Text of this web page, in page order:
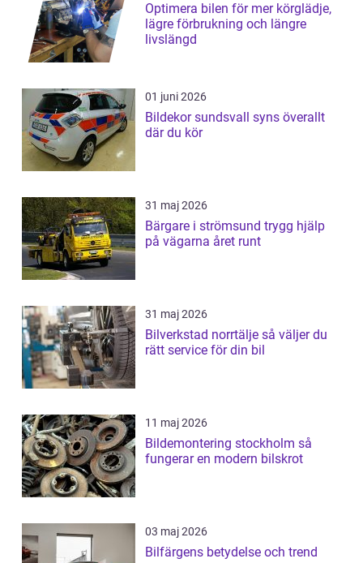
Optimera bilen för mer körglädje,
lägre förbrukning och längre
livslängd
01 juni 2026
Bildekor sundsvall syns överallt
där du kör
31 maj 2026
Bärgare i strömsund trygg hjälp
på vägarna året runt
31 maj 2026
Bilverkstad norrtälje så väljer du
rätt service för din bil
11 maj 2026
Bildemontering stockholm så
fungerar en modern bilskrot
03 maj 2026
Bilfärgens betydelse och trend